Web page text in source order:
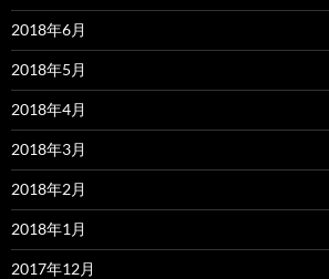
2018年6月
2018年5月
2018年4月
2018年3月
2018年2月
2018年1月
2017年12月